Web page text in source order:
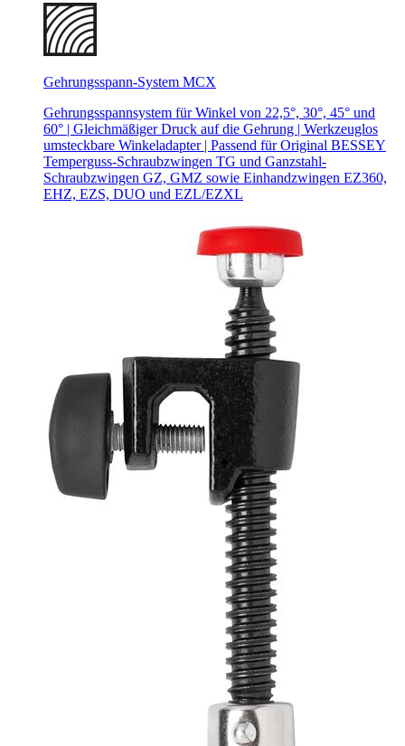
Gehrungsspann-System MCX
Gehrungsspannsystem für Winkel von 22,5°, 30°, 45° und
60° | Gleichmäßiger Druck auf die Gehrung | Werkzeuglos
umsteckbare Winkeladapter | Passend für Original BESSEY
Temperguss-Schraubzwingen TG und Ganzstahl-
Schraubzwingen GZ, GMZ sowie Einhandzwingen EZ360,
EHZ, EZS, DUO und EZL/EZXL